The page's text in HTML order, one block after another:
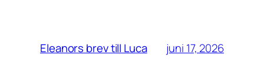
Eleanors brev till Luca juni 17, 2026